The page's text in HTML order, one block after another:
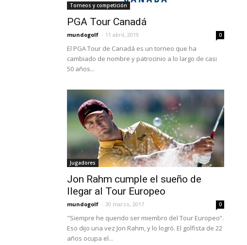
Torneos y competición
PGA Tour Canadá
mundogolf - 11 abril, 2019 0
El PGA Tour de Canadá es un torneo que ha
cambiado de nombre y patrocinio a lo largo de casi
50 años...
Jugadores
Jon Rahm cumple el sueño de
llegar al Tour Europeo
mundogolf - 30 marzo, 2017 0
"Siempre he querido ser miembro del Tour Europeo”.
Eso dijo una vez Jon Rahm, y lo logró. El golfista de 22
años ocupa el...